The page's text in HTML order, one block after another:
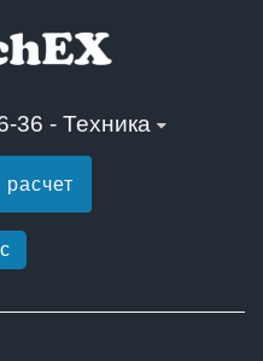
36 - Техника
расчет